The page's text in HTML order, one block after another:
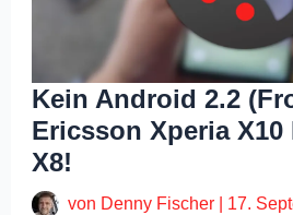
Kein Android 2.2
Ericsson Xperia X10
X8!
von Denny Fischer
17.